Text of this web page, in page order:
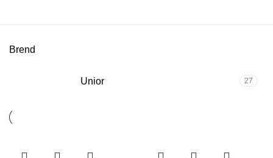
Brend
Unior 27